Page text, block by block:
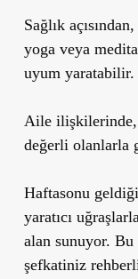
Sağlık
yoga veya
uyum yaratabilir.
Aile ilişkilerinde,
değerli olanlarla
Haftasonu
yaratıcı
alan sunuyor.
şefkatiniz